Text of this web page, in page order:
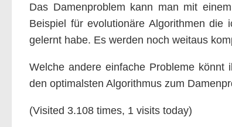
Das Damenproblem kann man mit
Beispiel für evolutionäre Algorithmen die
gelernt habe. Es werden noch weitaus
Welche andere einfache Probleme
den optimalsten Algorithmus zum
(Visited 3.108 times, 1 visits today)